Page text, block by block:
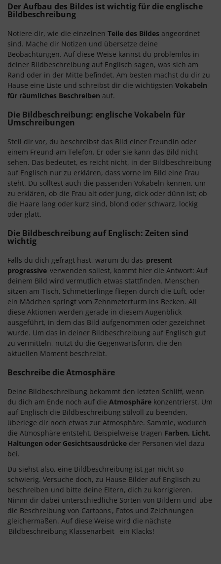
Der Aufbau des Bildes ist wichtig für die englische
Bildbeschreibung
Notiere dir, wie die einzelnen Teile des Bildes angeordnet
sind. Mache dir Notizen und übersetze deine
Beobachtungen. Auf diese Weise kannst du problemlos in
deiner Bildbeschreibung auf Englisch sagen, was sich am
Rand oder in der Mitte befindet. Am besten machst du dir zu
Hause eine Liste und schreibst dir die wichtigsten Vokabeln
für räumliches Beschreiben auf.
Die Bildbeschreibung: englische Vokabeln für
Umschreibungen
Stell dir vor, du beschreibst das Bild einer Freundin oder
einem Freund am Telefon. Er oder sie kann das Bild nicht
sehen. Das bedeutet, es reicht nicht, in der Bildbeschreibung
auf Englisch nur zu erklären, dass vorne im Bild eine Frau
steht. Du solltest auch die passenden Vokabeln kennen, um
zu erklären, ob die Frau alt oder jung, dick oder dünn ist; ob
die Haare lang oder kurz sind, blond oder schwarz, lockig
oder glatt.
Die Bildbeschreibung auf Englisch: Zeiten sind
wichtig
Falls du dich gefragt hast, warum du das present
progressive verwenden sollest, kommt hier die Antwort: Auf
deinem Bild wird vermutlich etwas stattfinden. Menschen
sitzen am Tisch, Schmetterlinge fliegen durch die Luft, oder
ein Mädchen springt vom Zehnmeterturm ins Becken. All
diese Aktionen werden gerade in diesem Augenblick
ausgeführt, in dem das Bild aufgenommen oder gezeichnet
wurde. Um das in deiner Bildbeschreibung auf Englisch gut
zu vermitteln, nutzt du die Gegenwartsform, die den
aktuellen Moment beschreibt.
Beschreibe die Atmosphäre
Deine Bildbeschreibung bekommt den letzten Schliff, wenn
du dich am Ende noch auf die Atmosphäre konzentrierst. Um
auf Englisch die Bildbeschreibung stilvoll zu beenden,
überlege dir noch etwas zur Atmosphäre. Sammle, wodurch
die Atmosphäre entsteht. Beispielweise tragen Farben, Licht,
Haltungen oder Gesichtsausdrücke der Personen viel dazu
bei.
Du siehst also, eine Bildbeschreibung ist gar nicht so
schwierig. Versuche doch, zu Hause Bilder auf Englisch zu
beschreiben und bitte deine Eltern, dich zu korrigieren.
Nimm dir dabei unterschiedliche Sorten von Bildern und übe
die Beschreibung von Cartoons , Fotos und Zeichnungen
gleichermaßen. Auf diese Weise wird die nächste
Bildbeschreibung Klassenarbeit ein Klacks!